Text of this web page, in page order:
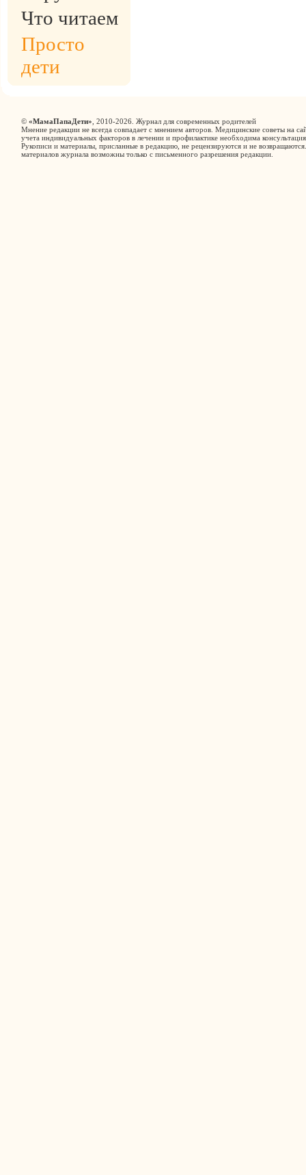
Что читаем
Просто
дети
© «МамаПапаДети» , 2010-2026. Журнал для современных родителей
Мнение редакции не всегда совпадает с мнением авторов. Медицинские советы на
учета индивидуальных факторов в лечении и профилактике необходима
Рукописи и материалы, присланные в редакцию, не рецензируются и не
материалов журнала возможны только с письменного разрешения редакции.